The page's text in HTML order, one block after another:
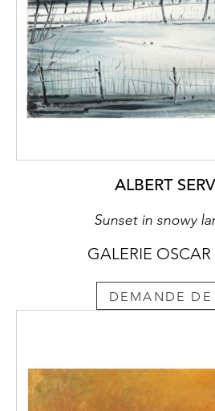
ALBERT
Sunset in snowy
GALERIE
DEMANDE DE